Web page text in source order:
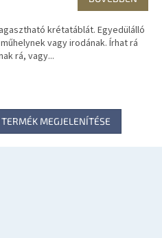
krétatáblát. Egyedülálló
vagy irodának. Írhat rá
rá, vagy...
MEGJELENÍTÉSE